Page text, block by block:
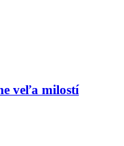
veľa milostí